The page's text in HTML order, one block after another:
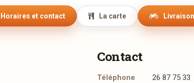
le sushis mix ( 12 pièces ) est à 1 + 1 GRATUIT
Horaires et contact La carte Livraison
Contact
Téléphone 26 87 75 33